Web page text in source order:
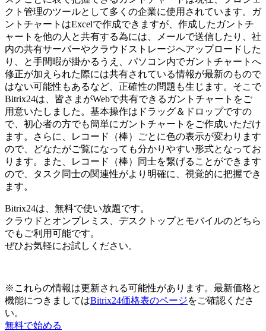
クト管理のツールとして多くの企業に使用されています。ガ
ントチャートはExcelで作成できますが、作成したガントチ
ャートを他の人と共有する為には、メールで送信したり、社
内の共有サーバーやクラウドストレージへアップロードした
り、と手間暇が掛かるうえ、パソコン内でガントチャートへ
修正が加えられた際には共有されている情報が最新のもので
はない可能性もあるなど、正確性の問題も生じます。そこで
Bitrix24は、皆さまがWebで共有できるガントチャートをご
用意いたしました。基本操作はドラッグ＆ドロップですの
で、初心者の方でも簡単にガントチャートをご作成いただけ
ます。さらに、レコード（棒）ごとに色の表示が変わります
ので、どなたがご覧になっても分かりやすい形式となってお
ります。また、レコード（棒）同士を繋げることができます
ので、タスク同士の関連性がより明確に、視覚的に把握でき
ます。
Bitrix24は、無料で使い放題です。
クラウドとオンプレミス、デスクトップとモバイルのどちら
でもご利用可能です。
ぜひお気軽にお試しください。
※これらの情報は更新される可能性があります。最新価格と
機能につきましてはBitrix24価格表のページをご確認くださ
い。
無料で始める